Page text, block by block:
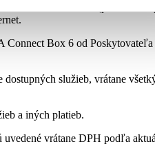
Connect Box 6 (podľa
Connect Box 6 od
služieb, vrátane
a iných platieb.
vrátane DPH podľa